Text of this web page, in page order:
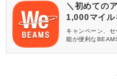
＼初めての
1,000マイル
キャンペーン、
能が便利な